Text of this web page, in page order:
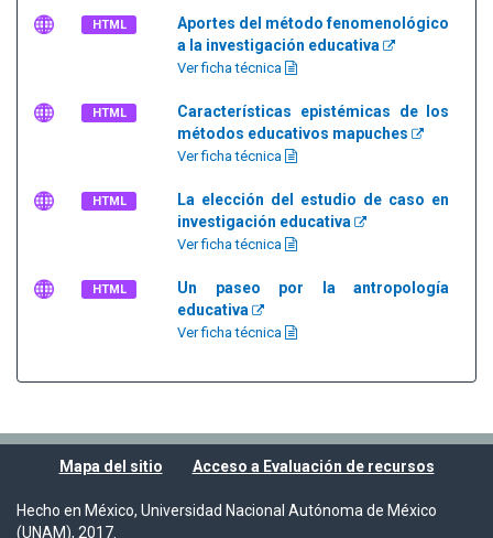
HTML
Aportes del método fenomenológico
a la investigación educativa
Ver ficha técnica
HTML
Características epistémicas de los
métodos educativos mapuches
Ver ficha técnica
HTML
La elección del estudio de caso en
investigación educativa
Ver ficha técnica
HTML
Un paseo por la antropología
educativa
Ver ficha técnica
Mapa del sitio Acceso a Evaluación de recursos
Hecho en México, Universidad Nacional Autónoma de México
(UNAM), 2017.